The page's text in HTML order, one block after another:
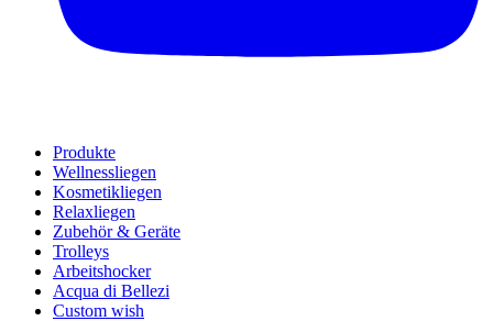
Produkte
Wellnessliegen
Kosmetikliegen
Relaxliegen
Zubehör & Geräte
Trolleys
Arbeitshocker
Acqua di Bellezi
Custom wish